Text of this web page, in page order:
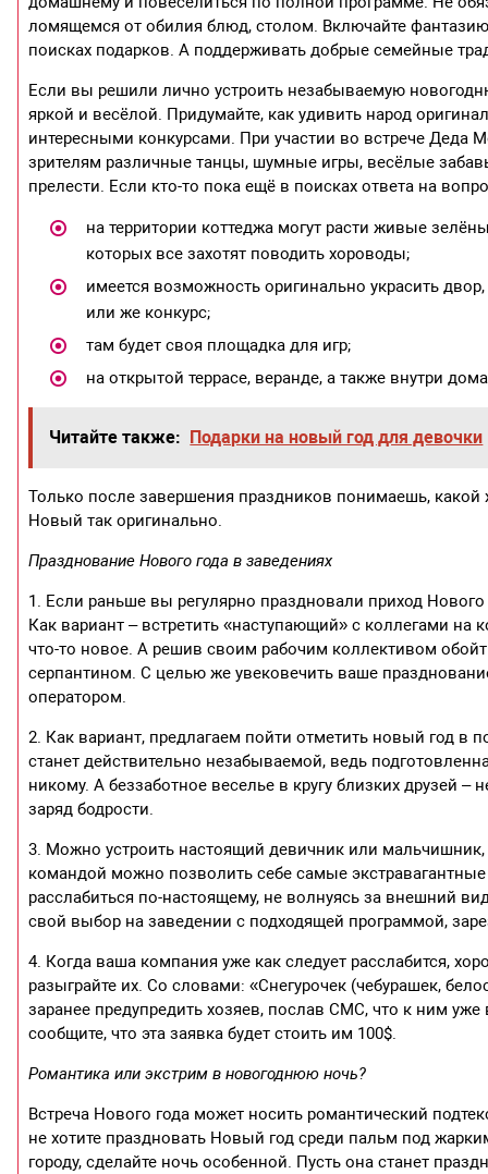
ломящемся от обилия блюд, столом. Включайте
поисках подарков. А поддерживать добрые семейные
Если вы решили лично устроить незабываемую
яркой и весёлой. Придумайте, как удивить народ
интересными конкурсами. При участии во встрече Деда
зрителям различные танцы, шумные игры, весёлые
прелести. Если кто-то пока ещё в поисках ответа на
на территории коттеджа могут расти живые
которых все захотят поводить хороводы;
имеется возможность оригинально украсить
или же конкурс;
там будет своя площадка для игр;
на открытой террасе, веранде, а также внутри
Читайте также: Подарки на новый год для девочки
Только после завершения праздников понимаешь, какой
Новый так оригинально.
Празднование Нового года в заведениях
1. Если раньше вы регулярно праздновали приход
Как вариант – встретить «наступающий» с коллегами
что-то новое. А решив своим рабочим коллективом
серпантином. С целью же увековечить ваше
оператором.
2. Как вариант, предлагаем пойти отметить новый год в
станет действительно незабываемой, ведь
никому. А беззаботное веселье в кругу близких друзей
заряд бодрости.
3. Можно устроить настоящий девичник или
командой можно позволить себе самые экстравагантные
расслабиться по-настоящему, не волнуясь за внешний
свой выбор на заведении с подходящей программой,
4. Когда ваша компания уже как следует расслабится,
разыграйте их. Со словами: «Снегурочек (чебурашек,
заранее предупредить хозяев, послав СМС, что к ним
сообщите, что эта заявка будет стоить им 100$.
Романтика или экстрим в новогоднюю ночь?
Встреча Нового года может носить романтический
не хотите праздновать Новый год среди пальм под
городу, сделайте ночь особенной. Пусть она станет